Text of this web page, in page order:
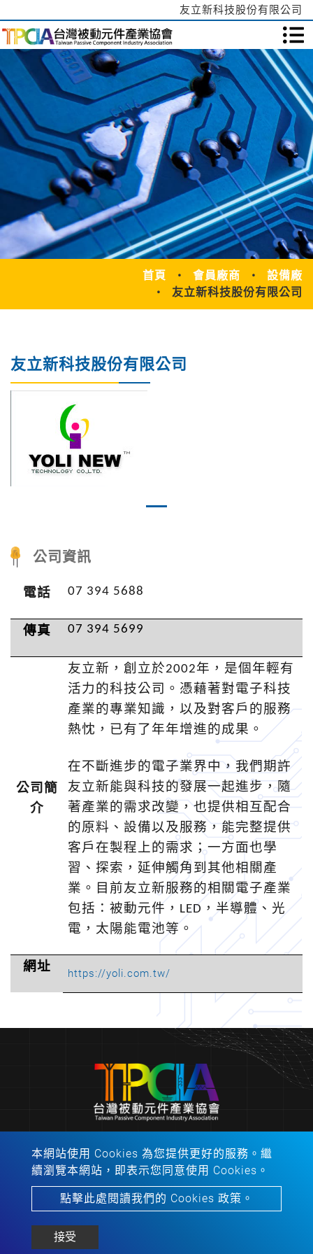
友立新科技股份有限公司
首頁 會員廠商
設備廠
友立新科技股份有限公司
友立新科技股份有限公司
Previous
公司資訊
電話 07 394 5688
傳真 07 394 5699
公司簡
介
友立新，創立於2002年，是個年輕有
活力的科技公司。憑藉著對電子科技
產業的專業知識，以及對客戶的服務
熱忱，已有了年年增進的成果。
在不斷進步的電子業界中，我們期許
友立新能與科技的發展一起進步，隨
著產業的需求改變，也提供相互配合
的原料、設備以及服務，能完整提供
客戶在製程上的需求；一方面也學
習、探索，延伸觸角到其他相關產
業。目前友立新服務的相關電子產業
包括：被動元件， LED ，半導體、光
電，太陽能電池等。
網址 https://yoli.com.tw/
本網站使用 Cookies 為您提供更好的服務。繼
續瀏覽本網站，即表示您同意使用 Cookies。
點擊此處閱讀我們的 Cookies 政策。
接受
會址：310401新竹縣竹東鎮中興路４段195號53館2
樓213之1室
電話：06-2757575分機：62445